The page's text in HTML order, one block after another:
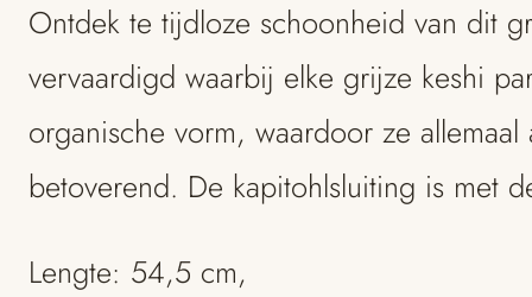
Ontdek te tijdloze schoonheid van dit
vervaardigd waarbij elke grijze keshi
organische vorm, waardoor ze
betoverend. De kapitohlsluiting is met
Lengte: 54,5 cm,